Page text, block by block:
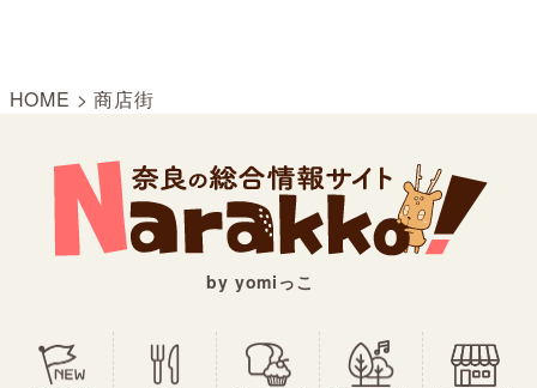
HOME >商店街
by yomiっこ